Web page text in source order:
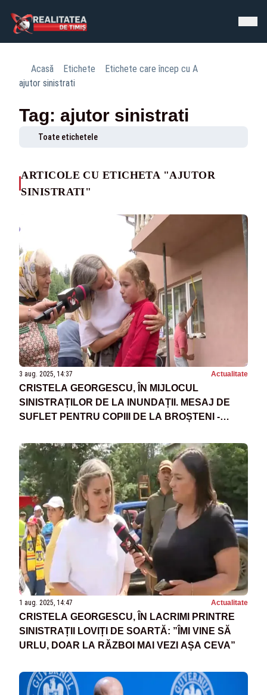
Acasă Etichete
Etichete care încep cu A
ajutor sinistrati
Tag: ajutor sinistrati
Toate etichetele
ARTICOLE CU ETICHETA "AJUTOR
SINISTRATI"
3 aug. 2025, 14:37 Actualitate
CRISTELA GEORGESCU, ÎN MIJLOCUL
SINISTRAȚILOR DE LA INUNDAȚII. MESAJ DE
SUFLET PENTRU COPIII DE LA BROȘTENI -
1 aug. 2025, 14:47 Actualitate
CRISTELA GEORGESCU, ÎN LACRIMI PRINTRE
SINISTRAȚII LOVIȚI DE SOARTĂ: ”ÎMI VINE SĂ
URLU, DOAR LA RĂZBOI MAI VEZI AȘA CEVA”